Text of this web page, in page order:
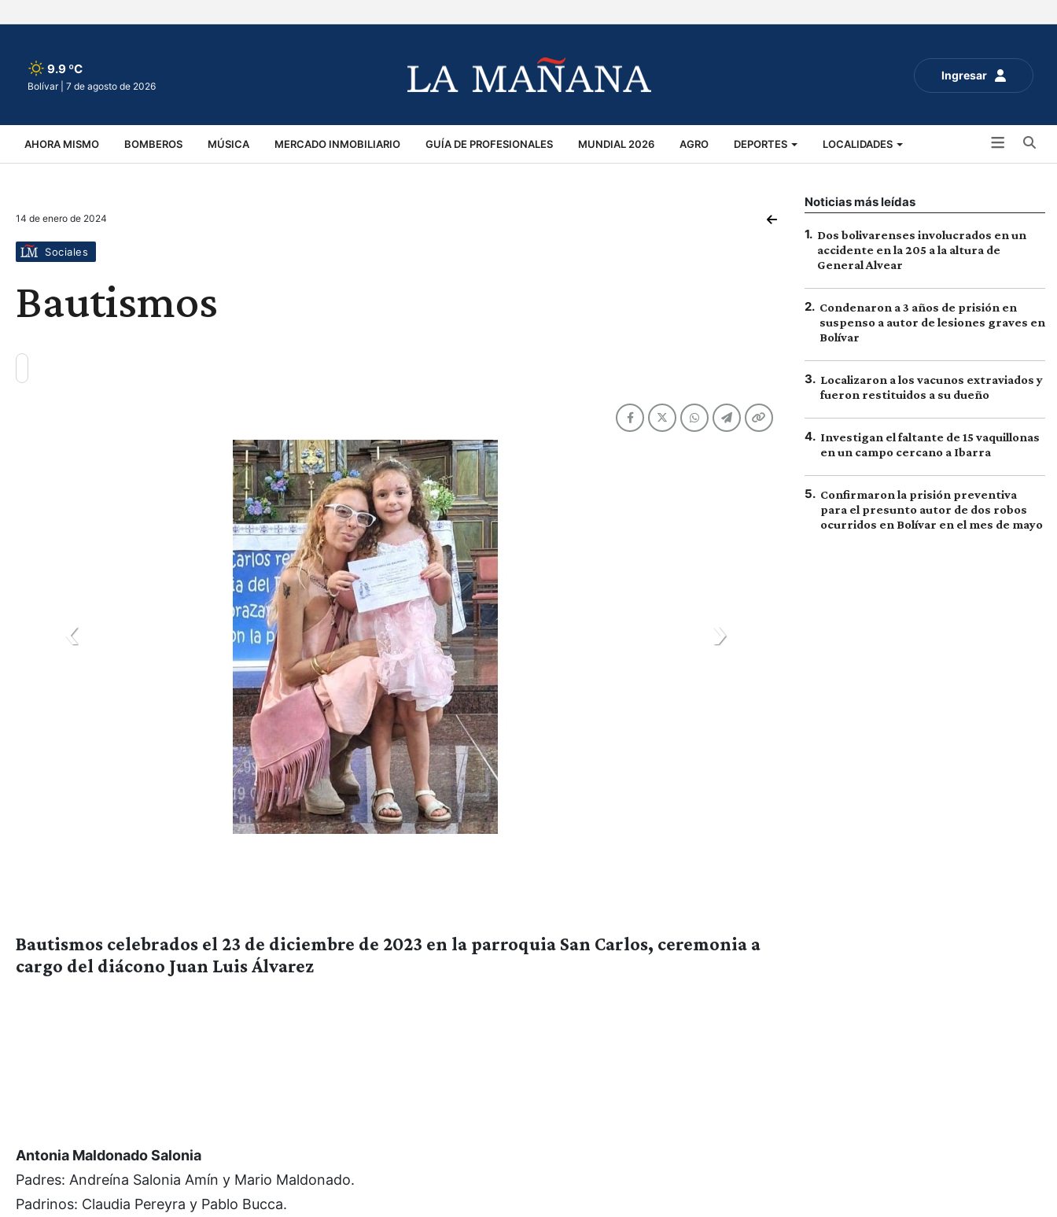
Ingresar
9.9 ºC
Bolívar | 7 de agosto de 2026
AHORA MISMO BOMBEROS MÚSICA MERCADO INMOBILIARIO GUÍA DE PROFESIONALES MUNDIAL 2026 AGRO DEPORTES LOCALIDADES
VIRALES ACCIDENTES
14 de enero de 2024
Sociales
Bautismos
Bautismos celebrados el 23 de diciembre de 2023 en la parroquia San Carlos, ceremonia a
cargo del diácono Juan Luis Álvarez
Antonia Maldonado Salonia
Padres: Andreína Salonia Amín y Mario Maldonado.
Padrinos: Claudia Pereyra y Pablo Bucca.
Noticias más leídas
1. Dos bolivarenses involucrados en un
accidente en la 205 a la altura de
General Alvear
2. Condenaron a 3 años de prisión en
suspenso a autor de lesiones graves en
Bolívar
3. Localizaron a los vacunos extraviados y
fueron restituidos a su dueño
4. Investigan el faltante de 15 vaquillonas
en un campo cercano a Ibarra
5. Confirmaron la prisión preventiva
para el presunto autor de dos robos
ocurridos en Bolívar en el mes de mayo